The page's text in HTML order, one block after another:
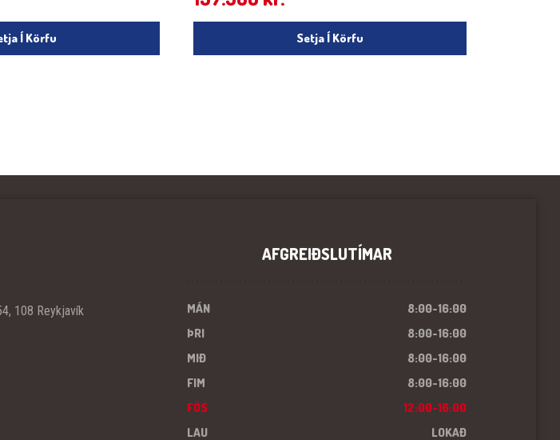
Í Körfu Setja Í Körfu
108 Reykjavík
AFGREIÐSLUTÍMAR
MÁN
8:00-16:00
ÞRI
8:00-16:00
MIÐ
8:00-16:00
FIM
8:00-16:00
FÖS
12:00-16:00
LAU
LOKAÐ